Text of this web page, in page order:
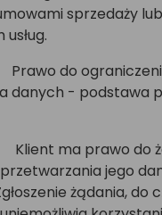
sprzedaży lub
Prawo do
danych - podstawa
Klient ma prawo do
jego
żądania, do